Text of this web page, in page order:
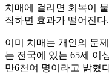
치매에 걸리면 회복이
작하면 효과가 떨어진다.
이미 치매는 개인의 문
는 전국에 있는 65세 이
만6천여 명이라고 밝혔